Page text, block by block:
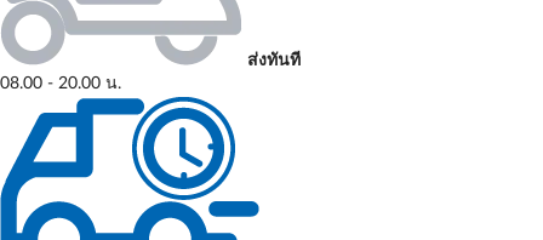
ส่งทันที
08.00 - 20.00 น.